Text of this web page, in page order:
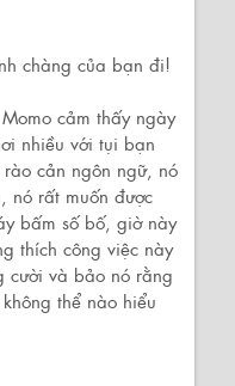
chàng của bạn đi!
cảm thấy ngày
nhiều với tụi bạn
cản ngôn ngữ, nó
nó rất muốn được
bấm số bố, giờ này
thích công việc này
cười và bảo nó rằng
thể nào hiểu